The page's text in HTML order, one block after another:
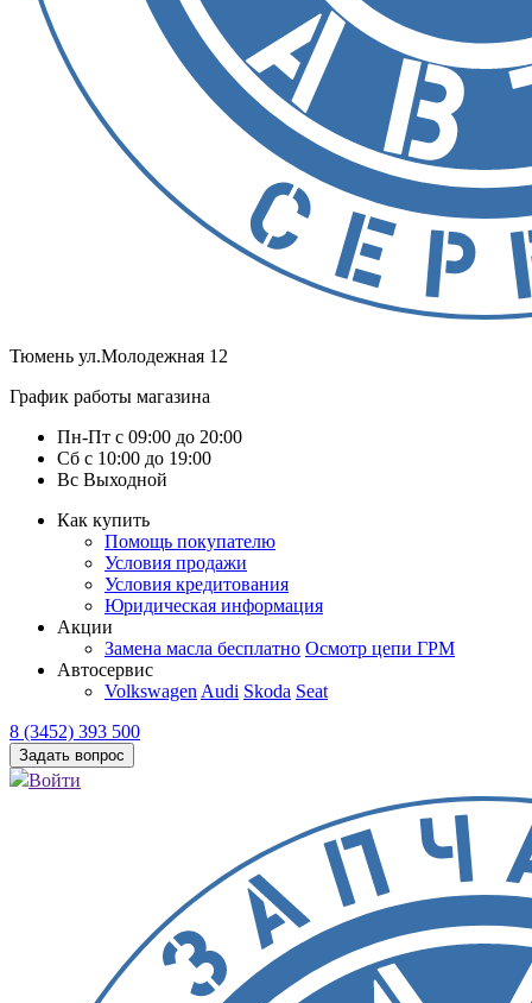
Тюмень ул.Молодежная 12
График работы магазина
Пн-Пт с 09:00 до 20:00
Сб с 10:00 до 19:00
Вс Выходной
Как купить
Помощь покупателю
Условия продажи
Условия кредитования
Юридическая информация
Акции
Замена масла бесплатно Осмотр цепи ГРМ
Автосервис
Volkswagen Audi Skoda Seat
8 (3452) 393 500
Задать вопрос
Войти